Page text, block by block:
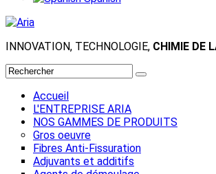
INNOVATION, TECHNOLOGIE, CHIMIE DE
Accueil
L'ENTREPRISE ARIA
NOS GAMMES DE PRODUITS
Gros oeuvre
Fibres Anti-Fissuration
Adjuvants et additifs